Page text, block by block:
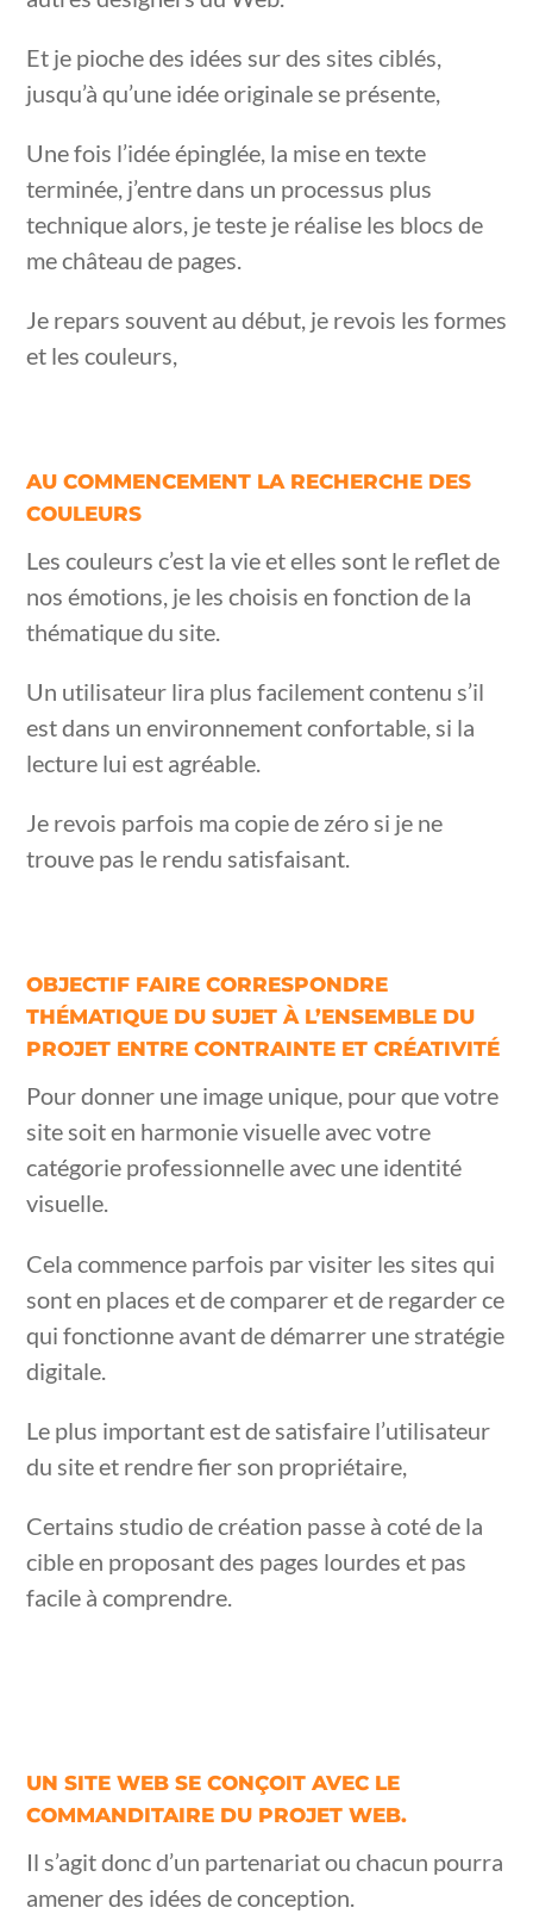
Et je pioche des idées sur des sites ciblés,
jusqu’à qu’une idée originale se présente,
Une fois l’idée épinglée, la mise en texte
terminée, j’entre dans un processus plus
technique alors, je teste je réalise les blocs de
me château de pages.
Je repars souvent au début, je revois les formes
et les couleurs,
AU COMMENCEMENT LA RECHERCHE DES
COULEURS
Les couleurs c’est la vie et elles sont le reflet de
nos émotions, je les choisis en fonction de la
thématique du site.
Un utilisateur lira plus facilement contenu s’il
est dans un environnement confortable, si la
lecture lui est agréable.
Je revois parfois ma copie de zéro si je ne
trouve pas le rendu satisfaisant.
OBJECTIF FAIRE CORRESPONDRE
THÉMATIQUE DU SUJET À L’ENSEMBLE DU
PROJET ENTRE CONTRAINTE ET CRÉATIVITÉ
Pour donner une image unique, pour que votre
site soit en harmonie visuelle avec votre
catégorie professionnelle avec une identité
visuelle.
Cela commence parfois par visiter les sites qui
sont en places et de comparer et de regarder ce
qui fonctionne avant de démarrer une stratégie
digitale.
Le plus important est de satisfaire l’utilisateur
du site et rendre fier son propriétaire,
Certains studio de création passe à coté de la
cible en proposant des pages lourdes et pas
facile à comprendre.
UN SITE WEB SE CONÇOIT AVEC LE
COMMANDITAIRE DU PROJET WEB.
Il s’agit donc d’un partenariat ou chacun pourra
amener des idées de conception.